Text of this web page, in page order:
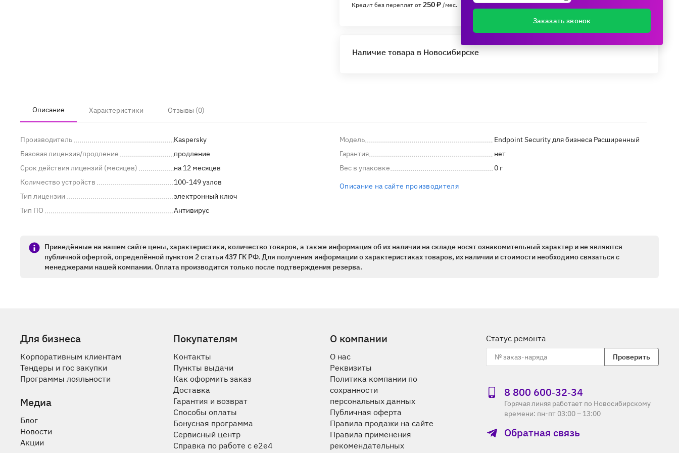
Кредит без переплат от 250 ₽ /мес.
Наличие товара в Новосибирске
Описание Характеристики Отзывы (0)
Производитель
Kaspersky
Базовая лицензия/продление
продление
Срок действия лицензий (месяцев)
на 12 месяцев
Количество устройств
100-149 узлов
Тип лицензии
электронный ключ
Тип ПО
Антивирус
Модель
Endpoint Security для бизнеса Расширенный
Гарантия
нет
Вес в упаковке
0 г
Описание на сайте производителя
Приведённые на нашем сайте цены, характеристики, количество товаров, а также информация об их наличии на складе носят ознакомительный характер и не являются
публичной офертой, определённой пунктом 2 статьи 437 ГК РФ. Для получения информации о характеристиках товаров, их наличии и стоимости необходимо связаться с
менеджерами нашей компании. Оплата производится только после подтверждения резерва.
Для бизнеса
Корпоративным клиентам
Тендеры и гос закупки
Программы лояльности
Медиа
Блог
Новости
Акции
Покупателям
Контакты
Пункты выдачи
Как оформить заказ
Доставка
Гарантия и возврат
Способы оплаты
Бонусная программа
Сервисный центр
Справка по работе с e2e4
О компании
О нас
Реквизиты
Политика компании по
сохранности
персональных данных
Публичная оферта
Правила продажи на сайте
Правила применения
рекомендательных
Статус ремонта
Проверить
8 800 600‑32‑34
Горячая линяя работает по Новосибирскому
времени: пн-пт 03:00 – 13:00
Обратная связь
Заказать звонок